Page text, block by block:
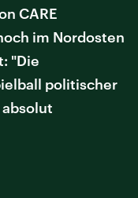
CARE
im Nordosten
"Die
politischer